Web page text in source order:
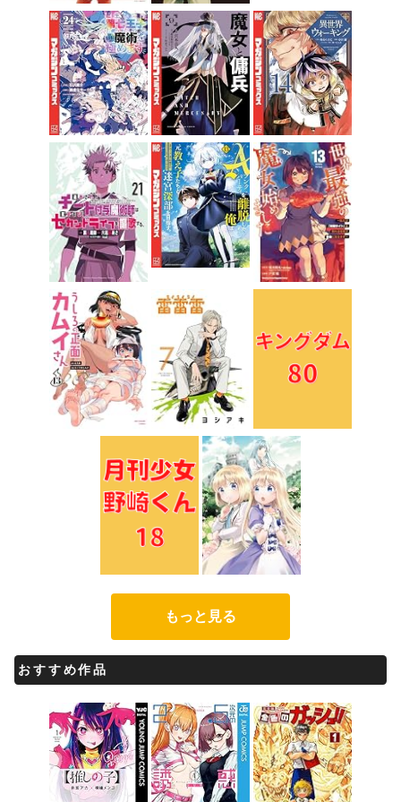
もっと見る
おすすめ作品